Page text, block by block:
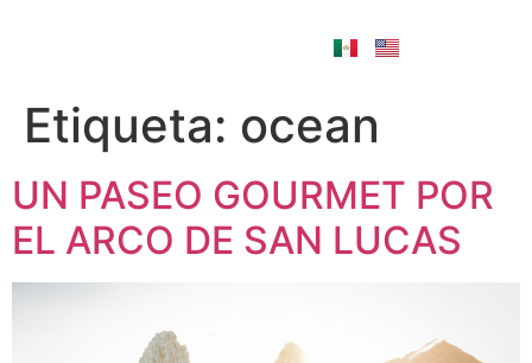
Etiqueta: ocean
UN PASEO GOURMET POR
EL ARCO DE SAN LUCAS